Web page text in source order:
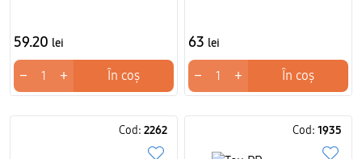
59.20 lei
− + În coș
63 lei
− + În coș
Cod: 2262 Cod: 1935